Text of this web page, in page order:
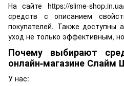
На сайте https://slime-
средств с описанием
покупателей. Также доступны
уход не только эффективным,
Почему выбирают
онлайн-магазине Слайм
У нас: